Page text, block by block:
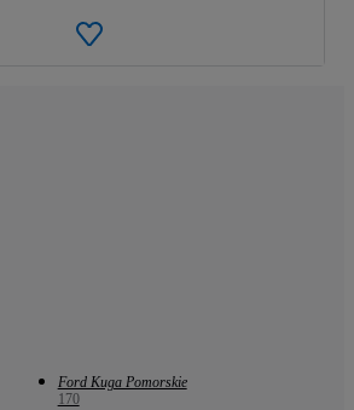
Ford Kuga Pomorskie
170